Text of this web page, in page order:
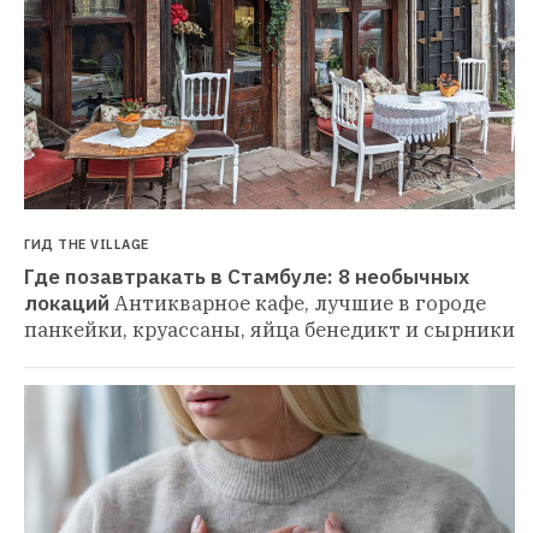
ГИД THE VILLAGE
Где позавтракать в Стамбуле: 8 необычных
локаций Антикварное кафе, лучшие в городе
панкейки, круассаны, яйца бенедикт и сырники